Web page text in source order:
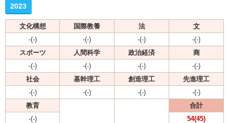
2023
文化構想 国際教養 法
文
-(-)
-(-) -(-)
-(-)
スポーツ
人間科学 政治経済
商
-(-)
-(-) -(-)
-(-)
社会
基幹理工 創造理工
先進理工
-(-)
-(-) -(-)
-(-)
教育
合計
-(-)
54(45)